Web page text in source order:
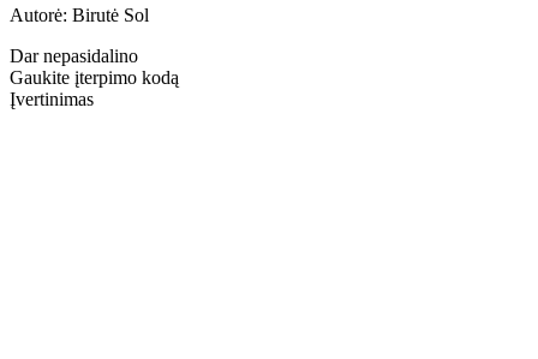
Autorė: Birutė Sol
Dar nepasidalino
Gaukite įterpimo kodą
Įvertinimas